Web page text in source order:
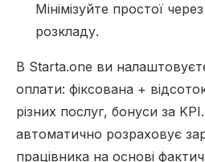
Мінімізуйте простої
розкладу.
В Starta.one ви
оплати: фіксована +
різних послуг, бонуси за
автоматично розраховує
працівника на основі